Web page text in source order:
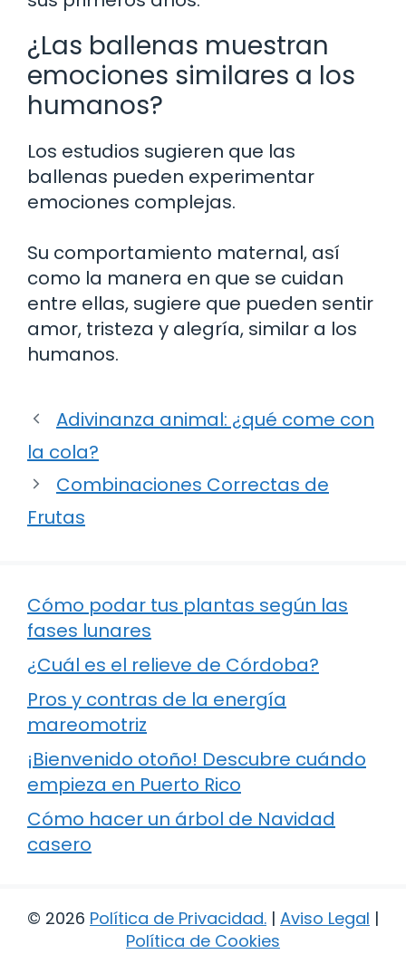
¿Las ballenas muestran
emociones similares a los
humanos?
Los estudios sugieren que las
ballenas pueden experimentar
emociones complejas.
Su comportamiento maternal, así
como la manera en que se cuidan
entre ellas, sugiere que pueden sentir
amor, tristeza y alegría, similar a los
humanos.
Adivinanza animal: ¿qué come con
la cola?
Combinaciones Correctas de
Frutas
Cómo podar tus plantas según las
fases lunares
¿Cuál es el relieve de Córdoba?
Pros y contras de la energía
mareomotriz
¡Bienvenido otoño! Descubre cuándo
empieza en Puerto Rico
Cómo hacer un árbol de Navidad
casero
© 2026 Política de Privacidad. | Aviso Legal |
Política de Cookies